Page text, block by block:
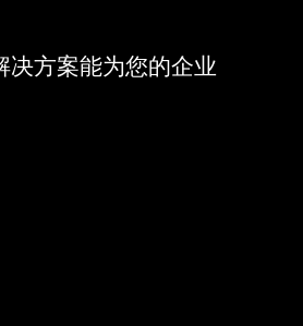
决方案能为您的企业